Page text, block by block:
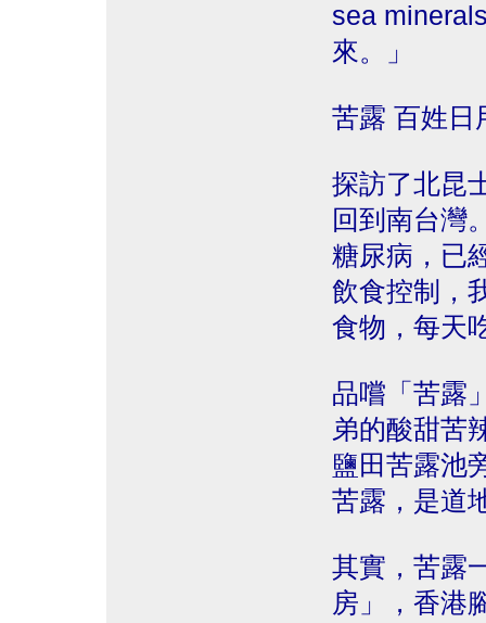
sea
來。」
苦露 百姓日
探訪了北昆
回到南台灣
糖尿病，已
飲食控制，
食物，每天
品嚐「苦露
弟的酸甜苦
鹽田苦露池
苦露，是道
其實，苦露
房」，香港